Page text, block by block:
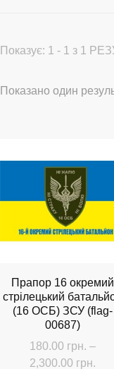
Показує: 1 - 1 з 1
Показано один
Прапор 16 окремий
стрілецький
(16 ОСБ) ЗСУ (flag-
00687)
180.00 грн. –
2,300.00 грн.